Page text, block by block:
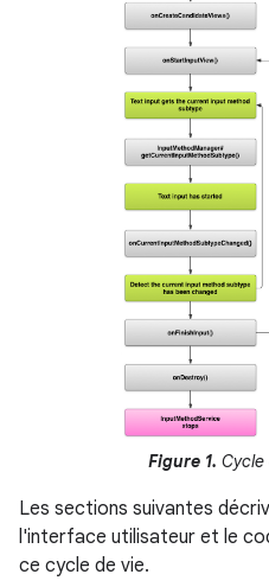
Figure 1. Cycle
Les sections suivantes
l'interface utilisateur et le
ce cycle de vie.